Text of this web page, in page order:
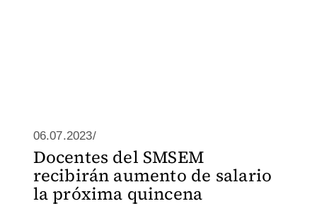
06.07.2023/
Docentes del SMSEM
recibirán aumento de salario
la próxima quincena